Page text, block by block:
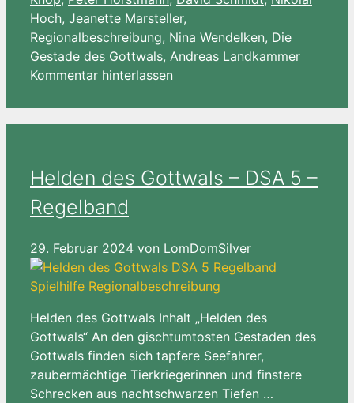
Hoch, Jeanette Marsteller,
Regionalbeschreibung, Nina Wendelken, Die
Gestade des Gottwals, Andreas Landkammer
Kommentar hinterlassen
Helden des Gottwals – DSA 5 –
Regelband
29. Februar 2024 von LomDomSilver
Helden des Gottwals Inhalt „Helden des
Gottwals“ An den gischtumtosten Gestaden des
Gottwals finden sich tapfere Seefahrer,
zaubermächtige Tierkriegerinnen und finstere
Schrecken aus nachtschwarzen Tiefen …